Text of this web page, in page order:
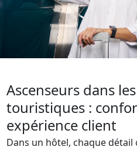
Ascenseurs dans
touristiques :
expérience client
Dans un hôtel, chaque détail